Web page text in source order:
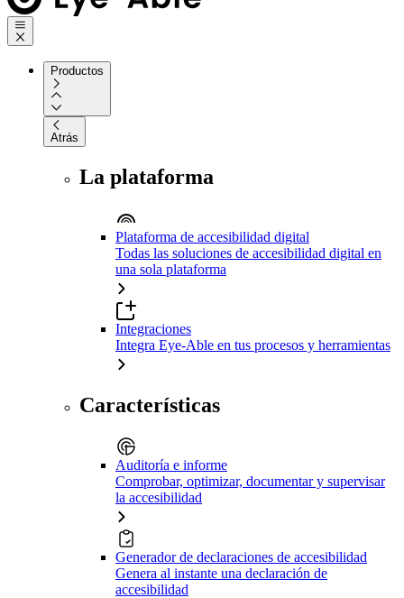
Productos
Atrás
La plataforma
Plataforma de accesibilidad digital
Todas las soluciones de accesibilidad digital en
una sola plataforma
Integraciones
Integra Eye-Able en tus procesos y herramientas
Características
Auditoría e informe
Comprobar, optimizar, documentar y supervisar
la accesibilidad
Generador de declaraciones de accesibilidad
Genera al instante una declaración de
accesibilidad